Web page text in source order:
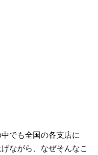
でも全国の各支店に
ながら、なぜそんなこ